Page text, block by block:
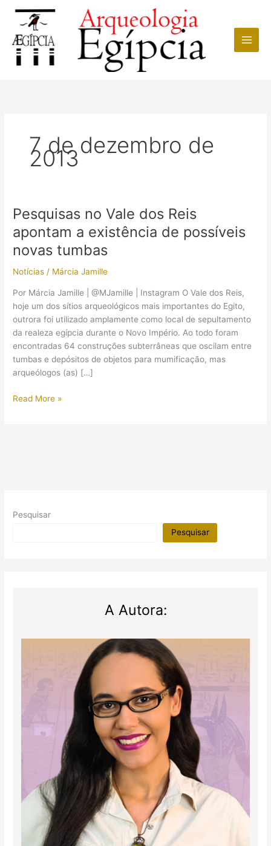
conteúdo
7 de dezembro de
2013
Pesquisas no Vale dos Reis
apontam a existência de possíveis
novas tumbas
Notícias / Márcia Jamille
Por Márcia Jamille | @MJamille | Instagram O Vale dos Reis,
hoje um dos sítios arqueológicos mais importantes do Egito,
outrora foi utilizado amplamente como local de sepultamento
da realeza egípcia durante o Novo Império. Ao todo foram
encontradas 64 construções subterrâneas que oscilam entre
tumbas e depósitos de objetos para mumificação, mas
arqueólogos (as) […]
Pesquisas
possíveis
Read More »
Pesquisar
Pesquisar
A Autora: